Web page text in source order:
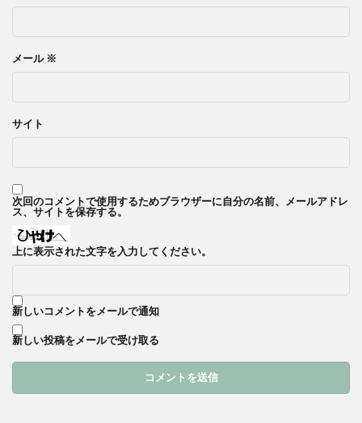
メール ※
サイト
次回のコメントで使用するためブラウザーに自分の名前、メールアドレ
ス、サイトを保存する。
上に表示された文字を入力してください。
新しいコメントをメールで通知
新しい投稿をメールで受け取る